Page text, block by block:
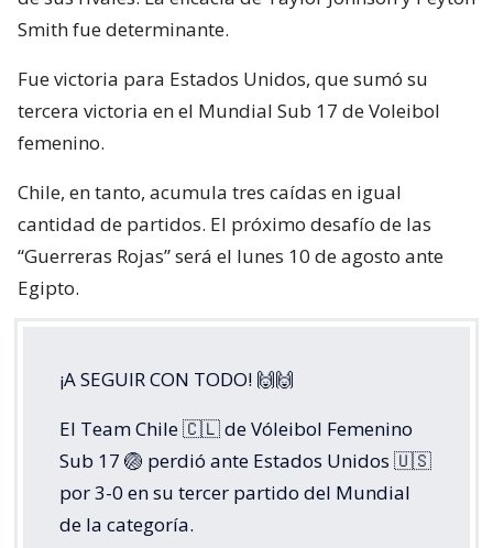
Smith fue determinante.
Fue victoria para Estados Unidos, que sumó su
tercera victoria en el Mundial Sub 17 de Voleibol
femenino.
Chile, en tanto, acumula tres caídas en igual
cantidad de partidos. El próximo desafío de las
“Guerreras Rojas” será el lunes 10 de agosto ante
Egipto.
¡A SEGUIR CON TODO! 🙌🙌
El Team Chile 🇨🇱 de Vóleibol Femenino
Sub 17 🏐 perdió ante Estados Unidos 🇺🇸
por 3-0 en su tercer partido del Mundial
de la categoría.